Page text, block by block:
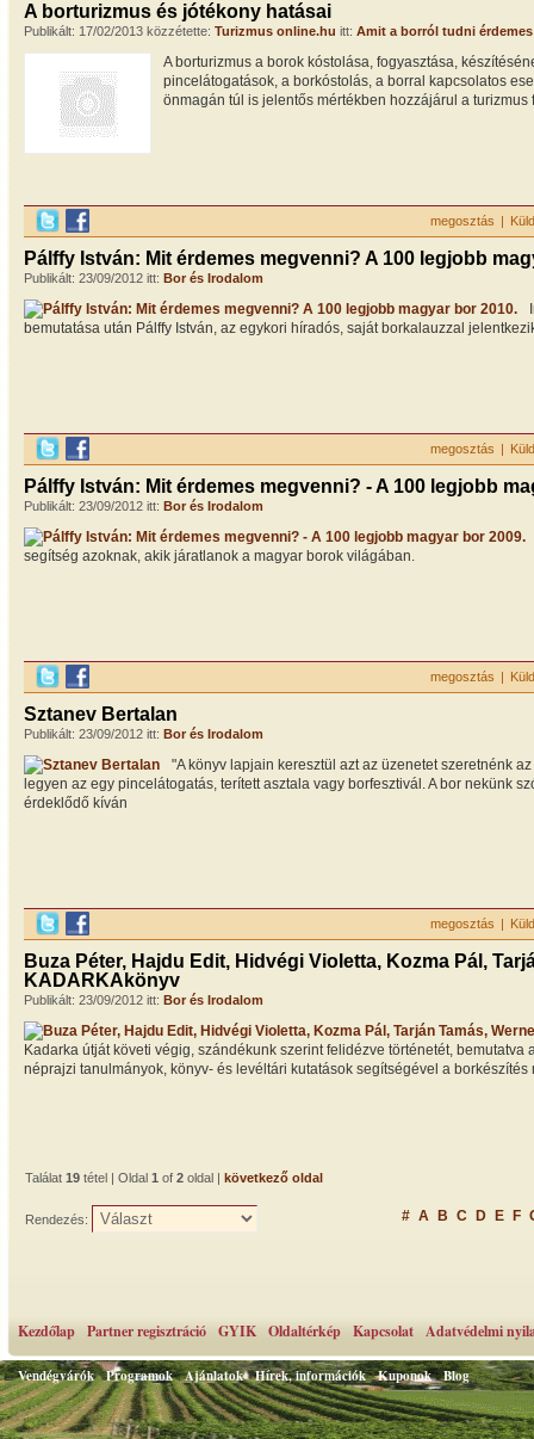
A borturizmus és jótékony hatásai
Publikált: 17/02/2013 közzétette: Turizmus online.hu itt: Amit a borról tudni érdemes
A borturizmus a borok kóstolása, fogyasztása,
pincelátogatások, a borkóstolás, a borral kapcsolatos
önmagán túl is jelentős mértékben hozzájárul a turizmus
megosztás |
Pálffy István: Mit érdemes megvenni? A 100 legjobb
Publikált: 23/09/2012 itt: Bor és Irodalom
bemutatása után Pálffy István, az egykori híradós, saját borkalauzzal
megosztás |
Pálffy István: Mit érdemes megvenni? - A 100 legjobb
Publikált: 23/09/2012 itt: Bor és Irodalom
segítség azoknak, akik járatlanok a magyar borok világában.
megosztás |
Sztanev Bertalan
Publikált: 23/09/2012 itt: Bor és Irodalom
"A könyv lapjain keresztül azt az üzenetet szeretnénk
legyen az egy pincelátogatás, terített asztala vagy borfesztivál. A bor nekünk
érdeklődő kíván
megosztás |
Buza Péter, Hajdu Edit, Hidvégi Violetta, Kozma Pál,
KADARKAkönyv
Publikált: 23/09/2012 itt: Bor és Irodalom
Kadarka útját követi végig, szándékunk szerint felidézve történetét,
néprajzi tanulmányok, könyv- és levéltári kutatások segítségével a borkészítés
Találat 19 tétel | Oldal 1 of 2 oldal | következő oldal
Rendezés: # A B C D E F
Kezdőlap Partner regisztráció GYIK Oldaltérkép Kapcsolat Adatvédelmi
Vendégvárók Programok Ajánlatok Hírek, információk Kuponok Blog